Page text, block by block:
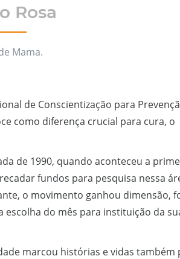
Rosa
Mama.
de Conscientização para
como diferença crucial para cura, o
de 1990, quando aconteceu a
fundos para pesquisa nessa
o movimento ganhou dimensão,
do mês para instituição da
marcou histórias e vidas também